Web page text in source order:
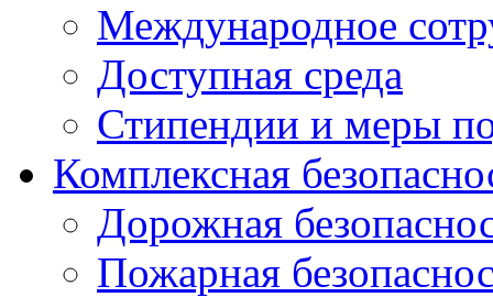
Международное
Доступная среда
Стипендии и меры
Комплексная
Дорожная
Пожарная